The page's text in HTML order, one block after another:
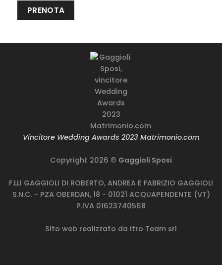
Vincitore Wedding Awards 2023 Matrimonio.com
Copyright 2026 © Gaggioli Sposi
F.LLI GAGGIOLI DI ROBERTO, ANDREA E FABRIZIO GAGGIOLI
S.N.C. - PZA OBERDAN, 18 - 01021 ACQUAPENDENTE (VT)
P.IVA 01623740568
Sito web realizzato da Itro Team srl